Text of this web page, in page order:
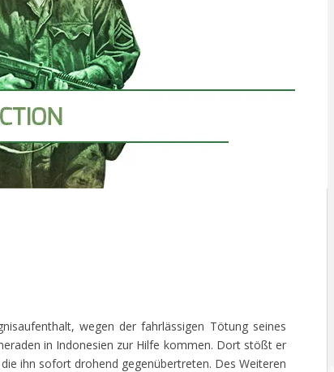
wegen der fahrlässigen Tötung seines
in Indonesien zur Hilfe kommen. Dort stößt er
ihn sofort drohend gegenübertreten. Des Weiteren